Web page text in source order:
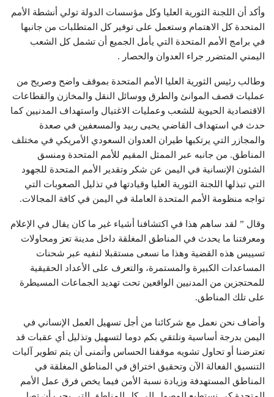
وأكد أن اللجنة الثورية العليا وكل مؤسسات الدولة تولي أنشطة الأمم
المتحدة كل الاهتمام وستعمل على توفير كل المتطلبات من جانبها
في برامج الأمم المتحدة التي يأمل الجميع أن تشمل كل الشعب
اليمني المتضرر جراء العدوان والحصار .
وطالب رئيس الثورية العليا الأمم المتحدة بموقف واضح وصريح من
عمليات قصف الموانئ والطرق ووسائل النقل والمخازن والقطاعات
الاقتصادية الحيوية للشعب وعمليات الاغتيال واستهداف المدنيين كما
حدث في استهداف القاضي يحيى ربيد والمسعفين في صعدة
والمجازر التي يرتكبها طيران العدوان السعودي الأمريكي في مختلف
المناطق. من جانبه عبر الممثل المقيم للأمم المتحدة ومنسق
الشئون الإنسانية في اليمن عن شكر وتقدير الأمم المتحدة للجهود
التي تبذلها اللجنة الثورية العليا وقيادتها في تذليل الصعوبات التي
تواجه منظومة الأمم المتحدة العاملة في اليمن في كافة المجالات.
وقال ” لقد ساهم هذا في اكتشافنا أشياء غير ما كان يقال في الإعلام
ومعرفتنا ما يحدث في المناطق المغلقة داخل مدينة تعز ومحاولات
تسييس هذه القضية وهذا ما نسعى مستقبلا لنفيه عبر شحنات
المساعدات الكبيرة والمستمرة، والتعرف على الأعداد الحقيقية
للمحتجزين من المدنيين الواقعين تحت تهديد الجماعات المسيطرة
على تلك المناطق.
وأضاف نحن نعمل مع شركائنا من أجل تسهيل العمل الإنساني في
اليمن بدرجة أساسية ونلتقي بكم دوما لتسهيل وتذليل أي عقبات قد
تعترضنا أو تحاول تشويه موقفنا الحساس وأتمنى أن يتم تطوير آليات
التنسيق الفعالة الآن وتحقيق اختراق في المناطق المغلقة في
المناطق المستهدفة وزيادة نسبة الأمن فيما يخص فرق عمل الأمم